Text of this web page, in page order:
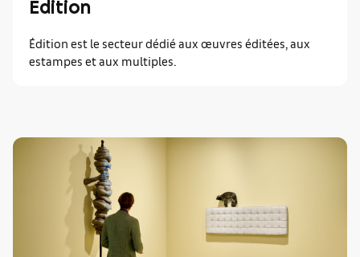
Edition
Édition est le secteur dédié aux œuvres éditées, aux
estampes et aux multiples.